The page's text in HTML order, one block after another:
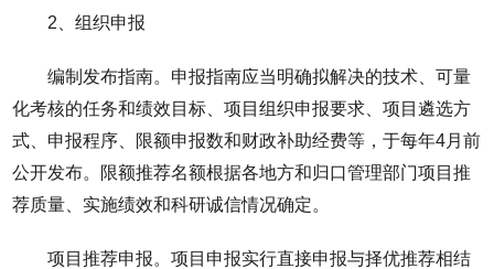
2、组织申报
编制发布指南。申报指南应当明确拟解决的技术、可量
化考核的任务和绩效目标、项目组织申报要求、项目遴选方
式、申报程序、限额申报数和财政补助经费等，于每年4月前
公开发布。限额推荐名额根据各地方和归口管理部门项目推
荐质量、实施绩效和科研诚信情况确定。
项目推荐申报。项目申报实行直接申报与择优推荐相结